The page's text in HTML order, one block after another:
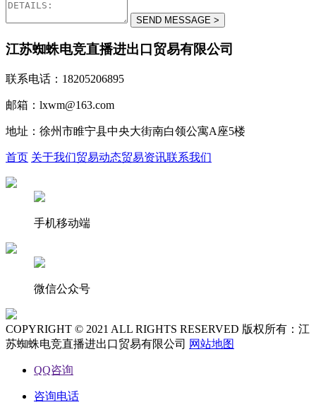
江苏蜘蛛电竞直播进出口贸易有限公司
联系电话：18205206895
邮箱：lxwm@163.com
地址：徐州市睢宁县中央大街南白领公寓A座5楼
首页 关于我们贸易动态贸易资讯联系我们
手机移动端
微信公众号
COPYRIGHT © 2021 ALL RIGHTS RESERVED 版权所有：江
苏蜘蛛电竞直播进出口贸易有限公司 网站地图
QQ咨询
咨询电话